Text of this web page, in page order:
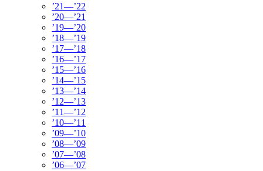
’21—’22
’20—’21
’19—’20
’18—’19
’17—’18
’16—’17
’15—’16
’14—’15
’13—’14
’12—’13
’11—’12
’10—’11
’09—’10
’08—’09
’07—’08
’06—’07